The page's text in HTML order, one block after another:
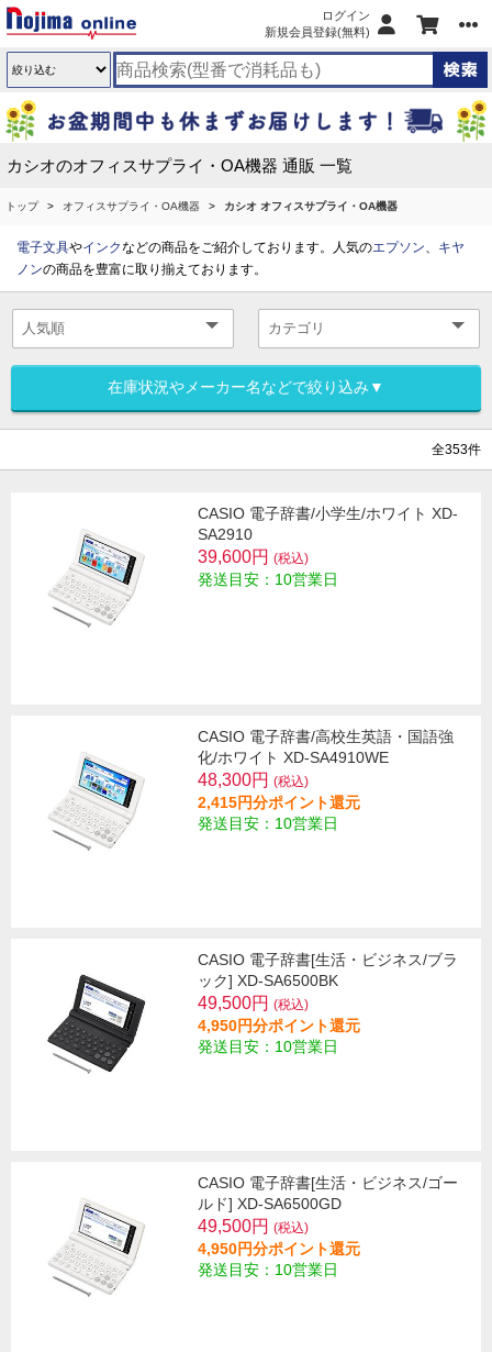
ログイン
新規会員登録(無料)
カシオのオフィスサプライ・OA機器 通販 一覧
トップ オフィスサプライ・OA機器 カシオ オフィスサプライ・OA機器
電子文具やインクなどの商品をご紹介しております。人気のエプソン、 キヤ
ノンの商品を豊富に取り揃えております。
在庫状況やメーカー名などで絞り込み▼
全353件
CASIO 電子辞書/小学生/ホワイト XD-
SA2910
39,600円 (税込)
発送目安：10営業日
CASIO 電子辞書/高校生英語・国語強
化/ホワイト XD-SA4910WE
48,300円 (税込)
2,415円分ポイント還元
発送目安：10営業日
CASIO 電子辞書[生活・ビジネス/ブラ
ック] XD-SA6500BK
49,500円 (税込)
4,950円分ポイント還元
発送目安：10営業日
CASIO 電子辞書[生活・ビジネス/ゴー
ルド] XD-SA6500GD
49,500円 (税込)
4,950円分ポイント還元
発送目安：10営業日